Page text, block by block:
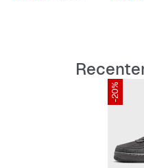
-20%